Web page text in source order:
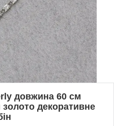
довжина 60 см
декоративне